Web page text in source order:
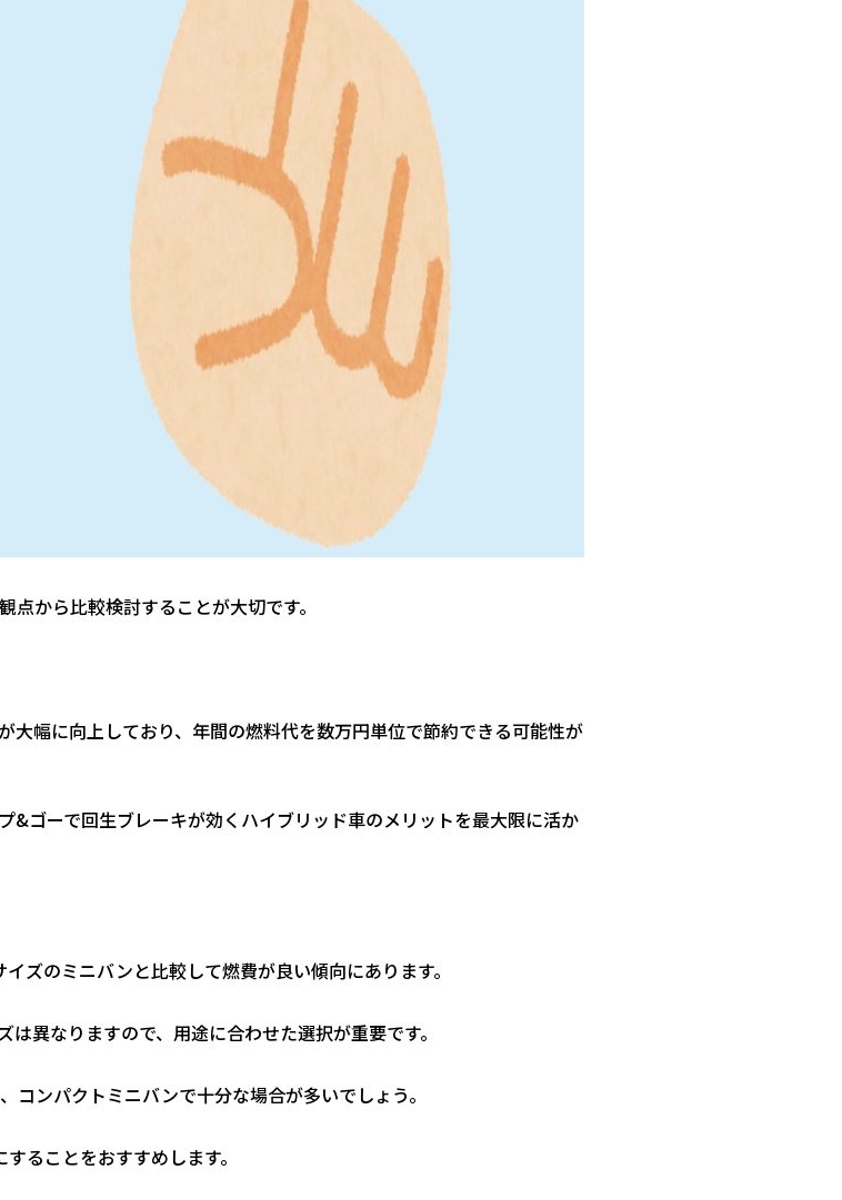
から比較検討することが大切です。
大幅に向上しており、年間の燃料代を数万円単位で節約できる可能性が
&ゴーで回生ブレーキが効くハイブリッド車のメリットを最大限に活か
イズのミニバンと比較して燃費が良い傾向にあります。
異なりますので、用途に合わせた選択が重要です。
コンパクトミニバンで十分な場合が多いでしょう。
ることをおすすめします。